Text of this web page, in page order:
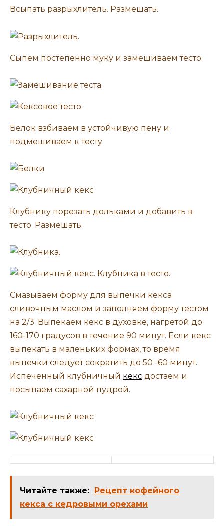
Всыпать разрыхлитель. Размешать.
Сыпем постепенно муку и замешиваем тесто.
Белок взбиваем в устойчивую пену и
подмешиваем к тесту.
Клубнику порезать дольками и добавить в
тесто. Размешать.
Смазываем форму для выпечки кекса
сливочным маслом и заполняем форму тестом
на 2/3. Выпекаем кекс в духовке, нагретой до
160-170 градусов в течение 90 минут. Если кекс
выпекать в маленьких формах, то время
выпечки следует сократить до 50 -60 минут.
Испеченный клубничный кекс достаем и
посыпаем сахарной пудрой.
Читайте также: Рецепт кофейного
кекса с кедровыми орехами